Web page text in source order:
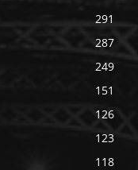
291
287
249
151
126
123
118